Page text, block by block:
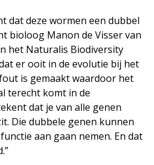
dat deze wormen een dubbel
bioloog Manon de Visser van
het Naturalis Biodiversity
er ooit in de evolutie bij het
is gemaakt waardoor het
terecht komt in de
dat je van alle genen
Die dubbele genen kunnen
aan gaan nemen. En dat